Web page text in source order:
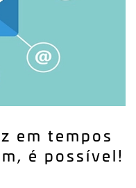
em tempos
é possível!